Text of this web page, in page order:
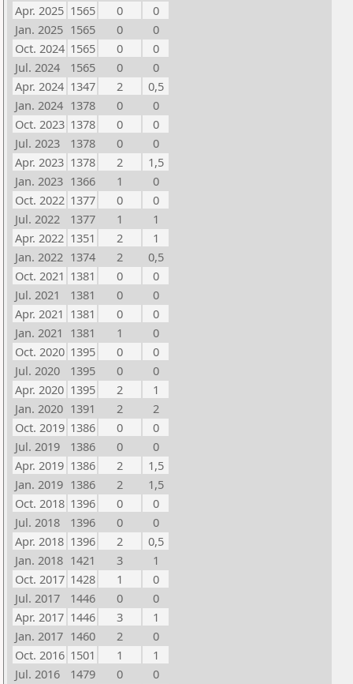
Apr. 2025 1565 0
0
Jan. 2025 1565 0
0
Oct. 2024 1565 0
0
Jul. 2024
1565 0
0
Apr. 2024 1347 2
0,5
Jan. 2024 1378 0
0
Oct. 2023 1378 0
0
Jul. 2023
1378 0
0
Apr. 2023 1378 2
1,5
Jan. 2023 1366 1
0
Oct. 2022 1377 0
0
Jul. 2022
1377 1
1
Apr. 2022 1351 2
1
Jan. 2022 1374 2
0,5
Oct. 2021 1381 0
0
Jul. 2021
1381 0
0
Apr. 2021 1381 0
0
Jan. 2021 1381 1
0
Oct. 2020 1395 0
0
Jul. 2020
1395 0
0
Apr. 2020 1395 2
1
Jan. 2020 1391 2
2
Oct. 2019 1386 0
0
Jul. 2019
1386 0
0
Apr. 2019 1386 2
1,5
Jan. 2019 1386 2
1,5
Oct. 2018 1396 0
0
Jul. 2018
1396 0
0
Apr. 2018 1396 2
0,5
Jan. 2018 1421 3
1
Oct. 2017 1428 1
0
Jul. 2017
1446 0
0
Apr. 2017 1446 3
1
Jan. 2017 1460 2
0
Oct. 2016 1501 1
1
Jul. 2016
1479 0
0